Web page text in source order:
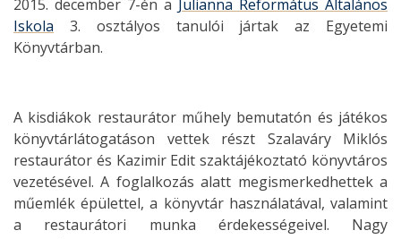
2015. december 7-én a Julianna Református Általános
Iskola 3. osztályos tanulói jártak az Egyetemi
Könyvtárban.
A kisdiákok restaurátor műhely bemutatón és játékos
könyvtárlátogatáson vettek részt Szalaváry Miklós
restaurátor és Kazimir Edit szaktájékoztató könyvtáros
vezetésével. A foglalkozás alatt megismerkedhettek a
műemlék épülettel, a könyvtár használatával, valamint
a restaurátori munka érdekességeivel. Nagy